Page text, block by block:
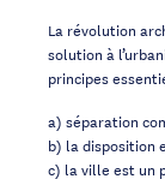
La révolution
solution à
principes
a) séparation
b) la disposition
c) la ville est un